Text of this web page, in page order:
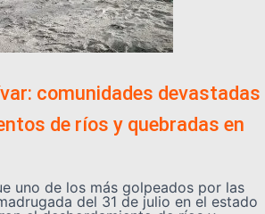
comunidades devastadas
de ríos y quebradas en
uno de los más golpeados por las
del 31 de julio en el estado